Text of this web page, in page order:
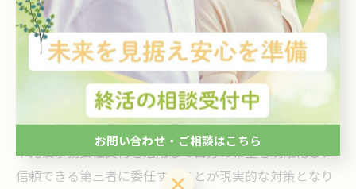
ービスを選ぶ際には、契約内容や費用、サービス範囲を
事前に十分確認し、複数社を比較検討することが重要で
す。
死後事務手続きとしては、葬儀や納骨、遺品整理、公共
料金の解約など多岐にわたるため、エンディングノート
や死後事務委任契約を活用して自分の希望を明確化し、
信頼できる第三者に委任することが現実的な対策となり
お問い合わせ・ご相談はこちら
お問い合わせ・ご相談はこちら